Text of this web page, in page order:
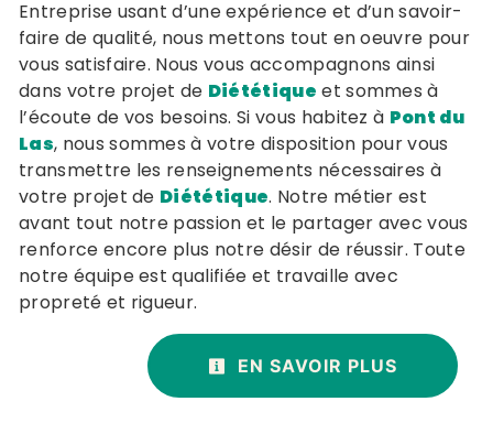
Entreprise usant d’une expérience et d’un savoir-
faire de qualité, nous mettons tout en oeuvre pour
vous satisfaire. Nous vous accompagnons ainsi
dans votre projet de Diététique et sommes à
l’écoute de vos besoins. Si vous habitez à Pont du
Las, nous sommes à votre disposition pour vous
transmettre les renseignements nécessaires à
votre projet de Diététique. Notre métier est
avant tout notre passion et le partager avec vous
renforce encore plus notre désir de réussir. Toute
notre équipe est qualifiée et travaille avec
propreté et rigueur.
EN SAVOIR PLUS